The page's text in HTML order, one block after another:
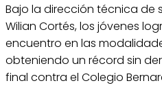
Bajo la dirección técnica de
Wilian Cortés, los jóvenes
encuentro en las
obteniendo un récord sin
final contra el Colegio